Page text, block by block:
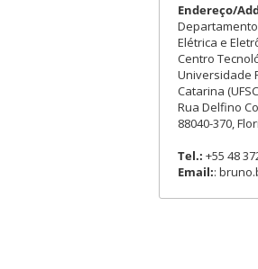
Endereço/
Elétrica e
Centro
Universidade
Catarina
Rua Delfino
88040-370,
Tel.: +55 48
Email::